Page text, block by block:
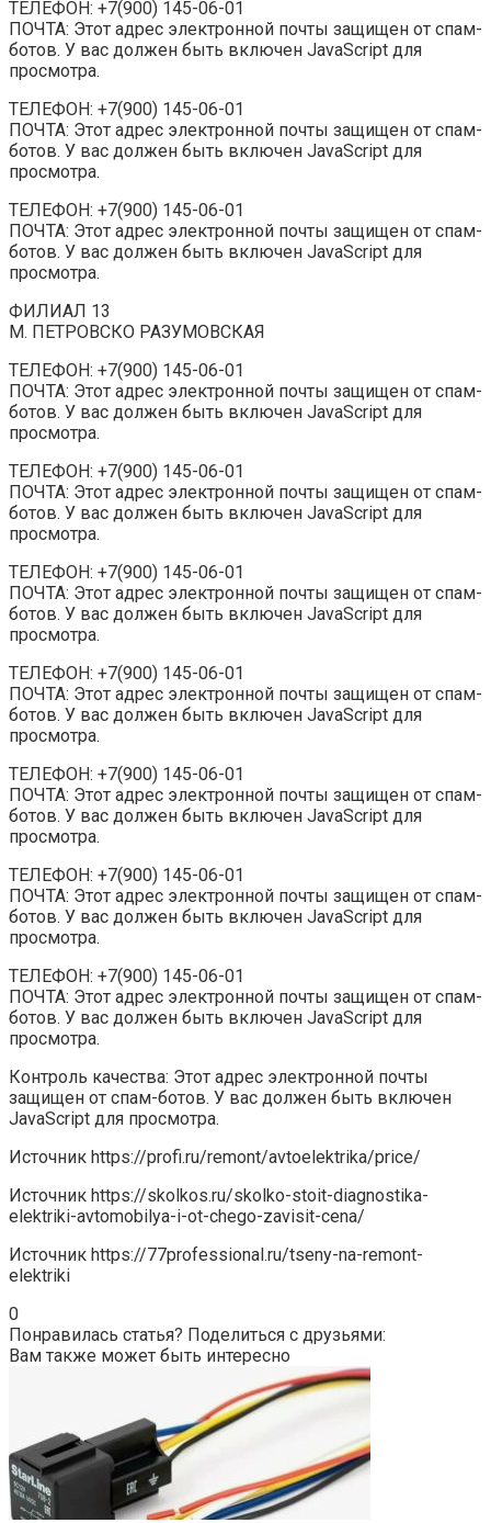
ТЕЛЕФОН: +7(900) 145-06-01
ПОЧТА: Этот адрес электронной почты защищен от спам-
ботов. У вас должен быть включен JavaScript для
просмотра.
ТЕЛЕФОН: +7(900) 145-06-01
ПОЧТА: Этот адрес электронной почты защищен от спам-
ботов. У вас должен быть включен JavaScript для
просмотра.
ТЕЛЕФОН: +7(900) 145-06-01
ПОЧТА: Этот адрес электронной почты защищен от спам-
ботов. У вас должен быть включен JavaScript для
просмотра.
ФИЛИАЛ 13
М. ПЕТРОВСКО РАЗУМОВСКАЯ
ТЕЛЕФОН: +7(900) 145-06-01
ПОЧТА: Этот адрес электронной почты защищен от спам-
ботов. У вас должен быть включен JavaScript для
просмотра.
ТЕЛЕФОН: +7(900) 145-06-01
ПОЧТА: Этот адрес электронной почты защищен от спам-
ботов. У вас должен быть включен JavaScript для
просмотра.
ТЕЛЕФОН: +7(900) 145-06-01
ПОЧТА: Этот адрес электронной почты защищен от спам-
ботов. У вас должен быть включен JavaScript для
просмотра.
ТЕЛЕФОН: +7(900) 145-06-01
ПОЧТА: Этот адрес электронной почты защищен от спам-
ботов. У вас должен быть включен JavaScript для
просмотра.
ТЕЛЕФОН: +7(900) 145-06-01
ПОЧТА: Этот адрес электронной почты защищен от спам-
ботов. У вас должен быть включен JavaScript для
просмотра.
ТЕЛЕФОН: +7(900) 145-06-01
ПОЧТА: Этот адрес электронной почты защищен от спам-
ботов. У вас должен быть включен JavaScript для
просмотра.
ТЕЛЕФОН: +7(900) 145-06-01
ПОЧТА: Этот адрес электронной почты защищен от спам-
ботов. У вас должен быть включен JavaScript для
просмотра.
Контроль качества: Этот адрес электронной почты
защищен от спам-ботов. У вас должен быть включен
JavaScript для просмотра.
Источник https://profi.ru/remont/avtoelektrika/price/
Источник https://skolkos.ru/skolko-stoit-diagnostika-
elektriki-avtomobilya-i-ot-chego-zavisit-cena/
Источник https://77professional.ru/tseny-na-remont-
elektriki
0
Понравилась статья? Поделиться с друзьями:
Вам также может быть интересно